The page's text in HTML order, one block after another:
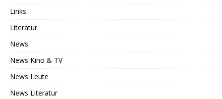
Links
Literatur
News
News Kino & TV
News Leute
News Literatur